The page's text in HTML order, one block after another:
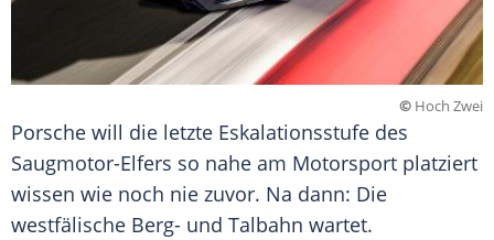
© Hoch Zwei
Porsche will die letzte Eskalationsstufe des
Saugmotor-Elfers so nahe am Motorsport platziert
wissen wie noch nie zuvor. Na dann: Die
westfälische Berg- und Talbahn wartet.